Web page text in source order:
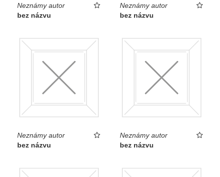
Neznámy autor
bez názvu
Neznámy autor
bez názvu
Neznámy autor
bez názvu
Neznámy autor
bez názvu